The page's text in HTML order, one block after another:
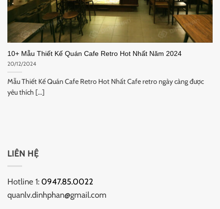
10+ Mẫu Thiết Kế Quán Cafe Retro Hot Nhất Năm 2024
20/12/2024
Mẫu Thiết Kế Quán Cafe Retro Hot Nhất Cafe retro ngày càng được
yêu thích [...]
LIÊN HỆ
Hotline 1: 0947.85.0022
quanlv.dinhphan@gmail.com